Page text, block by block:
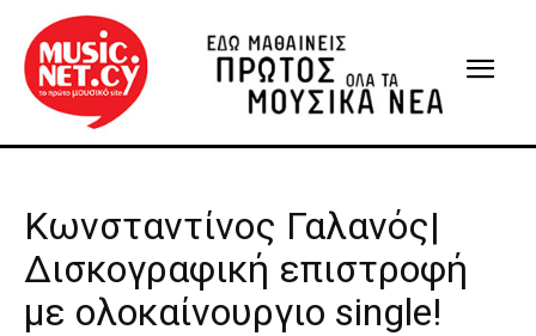
Κωνσταντίνος Γαλανός|
Δισκογραφική επιστροφή
με ολοκαίνουργιο single!